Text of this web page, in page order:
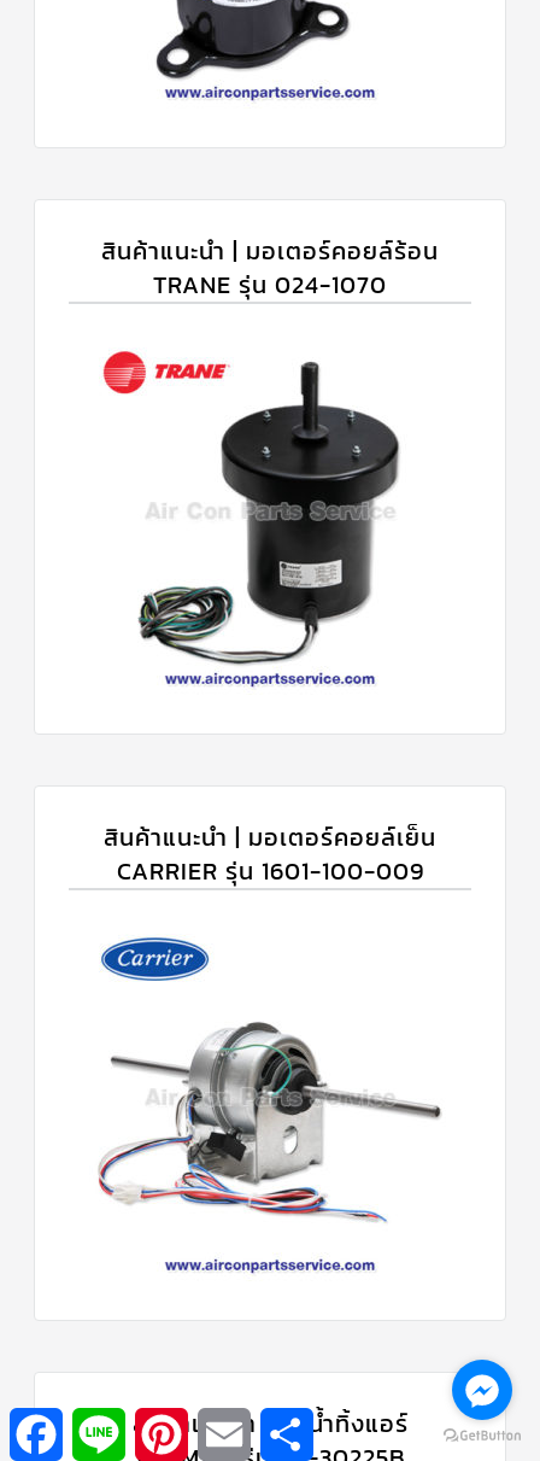
สินค้าแนะนำ | มอเตอร์คอยล์ร้อน
TRANE รุ่น 024-1070
สินค้าแนะนำ | มอเตอร์คอยล์เย็น
CARRIER รุ่น 1601-100-009
สินค้าแนะนำ | ปั๊มน้ำทิ้งแอร์
Facebook Line PinterestEmail Share